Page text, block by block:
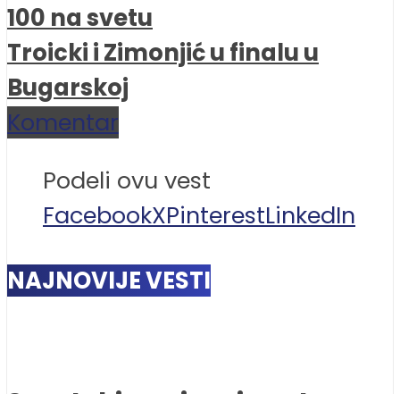
100 na svetu
Troicki i Zimonjić u finalu u
Bugarskoj
Komentar
Podeli ovu vest
FacebookXPinterestLinkedIn
NAJNOVIJE VESTI